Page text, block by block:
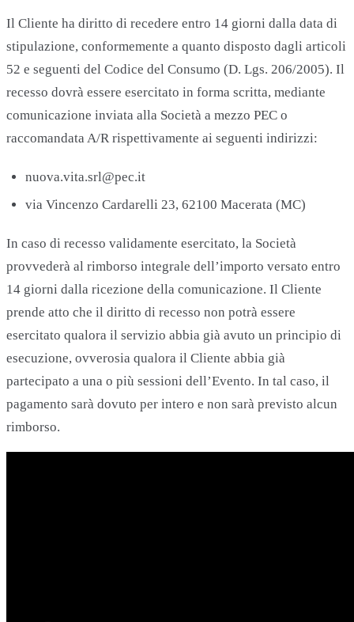
Il Cliente ha diritto di recedere entro 14 giorni dalla data di
stipulazione, conformemente a quanto disposto dagli articoli
52 e seguenti del Codice del Consumo (D. Lgs. 206/2005). Il
recesso dovrà essere esercitato in forma scritta, mediante
comunicazione inviata alla Società a mezzo PEC o
raccomandata A/R rispettivamente ai seguenti indirizzi:
nuova.vita.srl@pec.it
via Vincenzo Cardarelli 23, 62100 Macerata (MC)
In caso di recesso validamente esercitato, la Società
provvederà al rimborso integrale dell’importo versato entro
14 giorni dalla ricezione della comunicazione. Il Cliente
prende atto che il diritto di recesso non potrà essere
esercitato qualora il servizio abbia già avuto un principio di
esecuzione, ovverosia qualora il Cliente abbia già
partecipato a una o più sessioni dell’Evento. In tal caso, il
pagamento sarà dovuto per intero e non sarà previsto alcun
rimborso.